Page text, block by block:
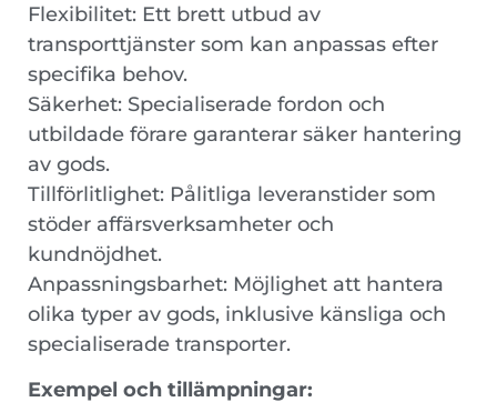
Flexibilitet: Ett brett utbud av
transporttjänster som kan anpassas efter
specifika behov.
Säkerhet: Specialiserade fordon och
utbildade förare garanterar säker hantering
av gods.
Tillförlitlighet: Pålitliga leveranstider som
stöder affärsverksamheter och
kundnöjdhet.
Anpassningsbarhet: Möjlighet att hantera
olika typer av gods, inklusive känsliga och
specialiserade transporter.
Exempel och tillämpningar: